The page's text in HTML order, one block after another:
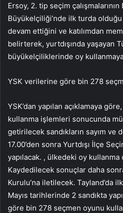
Ersoy, 2. tip seçim
Büyükelçiliği’nde ilk turda
devam ettiğini ve katılımdan
belirterek, yurtdışında yaşayan
büyükelçiliklerinde oy
YSK verilerine göre bin 278
YSK’dan yapılan açıklamaya
kullanma işlemleri sonucunda
getirilecek sandıkların sayım ve
17.00’den sonra Yurtdışı İlçe
yapılacak. , ülkedeki oy
Kaydedilecek sonuçlar daha
Kurulu’na iletilecek. Tayland’da
Mayıs tarihlerinde 2 sandıkta
göre bin 278 seçmen oyunu